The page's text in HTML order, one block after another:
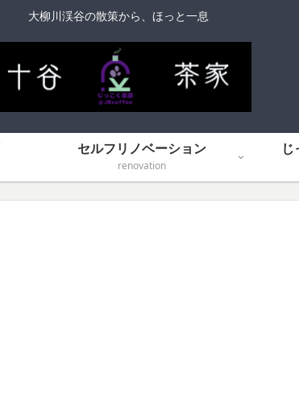
大柳川渓谷の散策から、ほっと一息
セルフリノベーション
renovation
じ